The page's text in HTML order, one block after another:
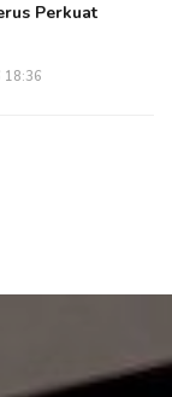
Perkuat
18:36